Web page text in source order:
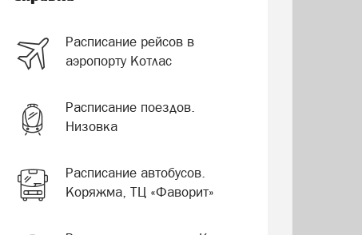
Расписание рейсов в
аэропорту Котлас
Расписание поездов.
Низовка
Расписание автобусов.
Коряжма, ТЦ «Фаворит»